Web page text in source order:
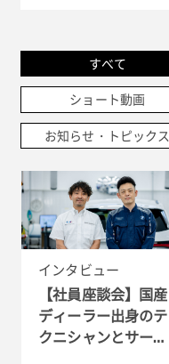
すべて
ショート動画
お知らせ・トピックス
インタビュー
【社員座談会】国産
ディーラー出身のテ
クニシャンとサービ